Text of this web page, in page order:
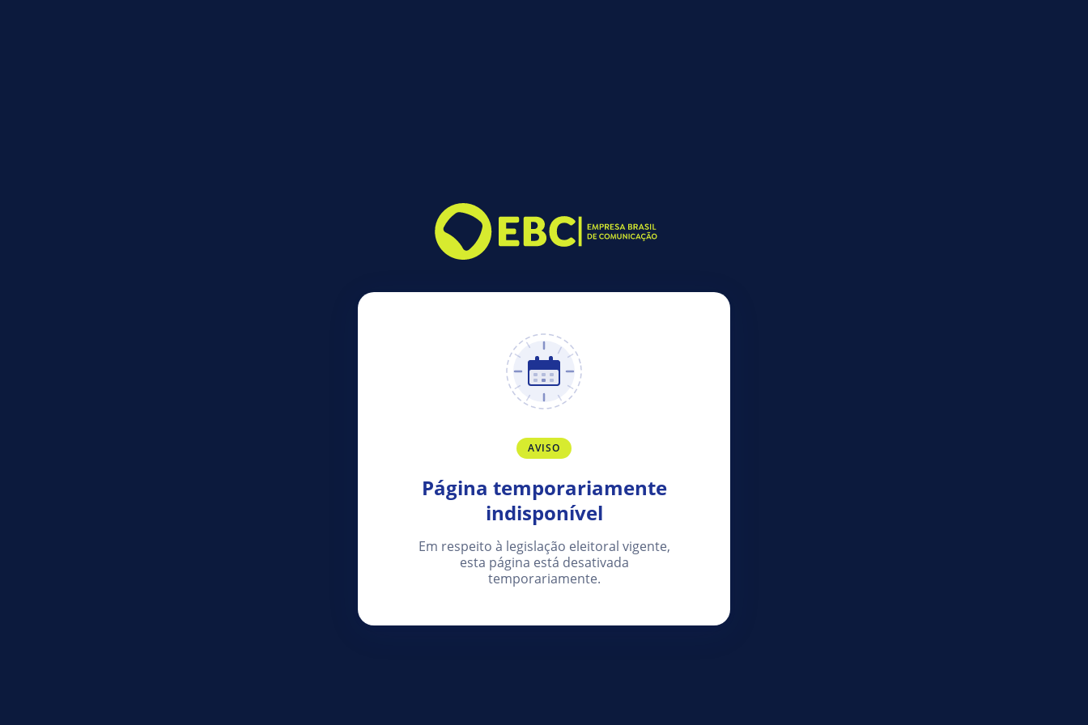
AVISO
Página temporariamente
indisponível
Em respeito à legislação eleitoral vigente,
esta página está desativada
temporariamente.